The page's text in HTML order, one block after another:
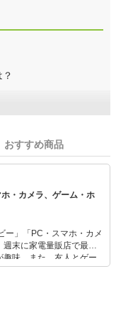
おすすめ商品
・カメラ、ゲーム・ホ
ー」「PC・スマホ・カメ
末に家電量販店で最新
味。また、友人とゲー
イベント情報もいち早